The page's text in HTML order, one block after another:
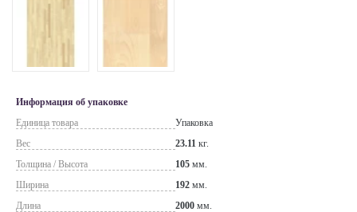
Информация об упаковке
Единица товара
Упаковка
Вес
23.11 кг.
Толщина / Высота
105 мм.
Ширина
192 мм.
Длина
2000 мм.